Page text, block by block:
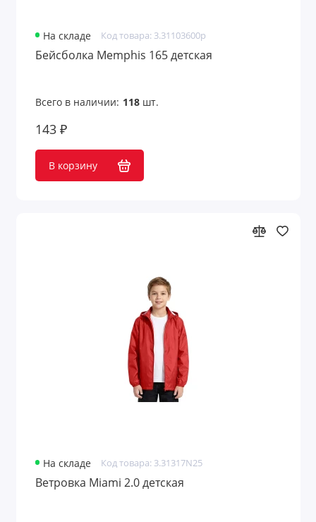
На складе Код товара: 3.31103600p
Бейсболка Memphis 165 детская
Всего в наличии: 118шт.
143 ₽
В корзину
На складе Код товара: 3.31317N25
Ветровка Miami 2.0 детская